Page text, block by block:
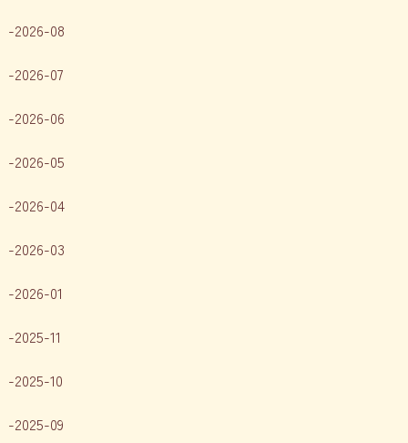
2026-08
2026-07
2026-06
2026-05
2026-04
2026-03
2026-01
2025-11
2025-10
2025-09